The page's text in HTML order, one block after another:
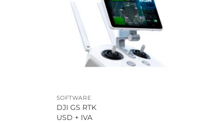
SOFTWARE
DJI GS RTK
USD + IVA